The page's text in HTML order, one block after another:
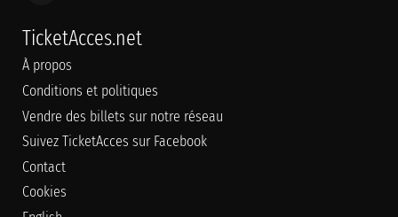
TicketAcces.net
À propos
Conditions et politiques
Vendre des billets sur notre réseau
Suivez TicketAcces sur Facebook
Contact
Cookies